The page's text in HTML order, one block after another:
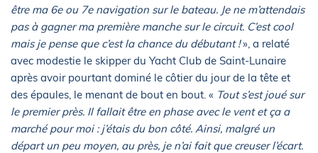
être ma 6e ou 7e navigation sur le bateau. Je ne m’attendais
pas à gagner ma première manche sur le circuit. C’est cool
mais je pense que c’est la chance du débutant !», a relaté
avec modestie le skipper du Yacht Club de Saint-Lunaire
après avoir pourtant dominé le côtier du jour de la tête et
des épaules, le menant de bout en bout. « Tout s’est joué sur
le premier près. Il fallait être en phase avec le vent et ça a
marché pour moi : j’étais du bon côté. Ainsi, malgré un
départ un peu moyen, au près, je n’ai fait que creuser l’écart.